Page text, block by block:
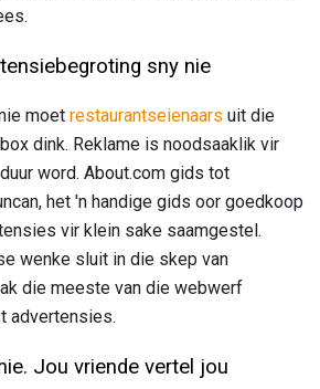
sny nie
moet restaurantseienaars uit die
dink. Reklame is noodsaaklik vir
word. About.com gids tot
het 'n handige gids oor goedkoop
vir klein sake saamgestel.
wenke sluit in die skep van
die meeste van die webwerf
advertensies.
Jou vriende vertel jou